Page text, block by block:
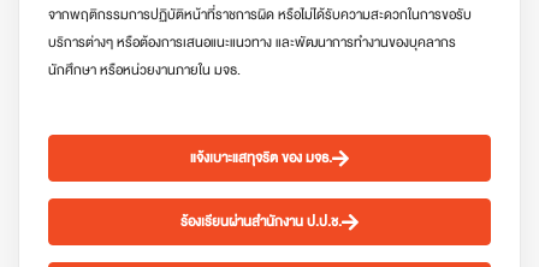
จากพฤติกรรมการปฏิบัติหน้าที่ราชการผิด หรือไม่ได้รับความสะดวกในการขอรับ
บริการต่างๆ หรือต้องการเสนอแนะแนวทาง และพัฒนาการทำงานของบุคลากร
นักศึกษา หรือหน่วยงานภายใน มจธ.
แจ้งเบาะแสทุจริต ของ มจธ.
ร้องเรียนผ่านสำนักงาน ป.ป.ช.